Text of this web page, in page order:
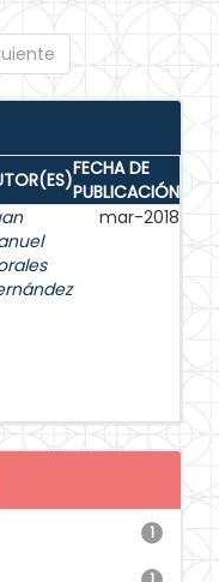
FECHA DE
PUBLICACIÓN
mar-2018
1